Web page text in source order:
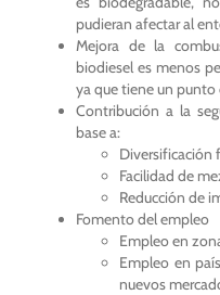
pudieran afectar al
Mejora de la
biodiesel es menos
ya que tiene un
Contribución a la
base a:
Diversificación
Facilidad de
Reducción de
Fomento del empleo
Empleo en
Empleo en
nuevos